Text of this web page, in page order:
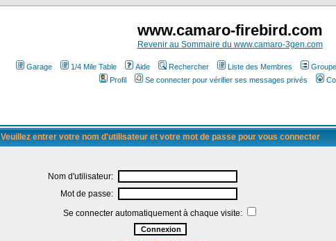
www.camaro-firebird.com
Revenir au Sommaire du www.camaro-3gen.com
Garage 1/4 Mile Table Aide Rechercher Liste des Membres
Profil
Se connecter pour vérifier ses messages privés
Veuillez entrer votre nom d'utilisateur et votre mot de passe pour vous connecter
Nom d'utilisateur:
Mot de passe:
Se connecter automatiquement à chaque visite: